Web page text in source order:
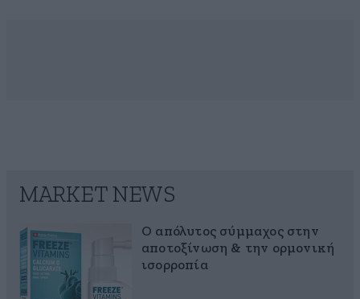
MARKET NEWS
Ο απόλυτος σύμμαχος στην
αποτοξίνωση & την ορμονική
ισορροπία